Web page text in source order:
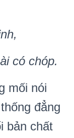
i có chóp.
mối nói
đẳng
bản chất